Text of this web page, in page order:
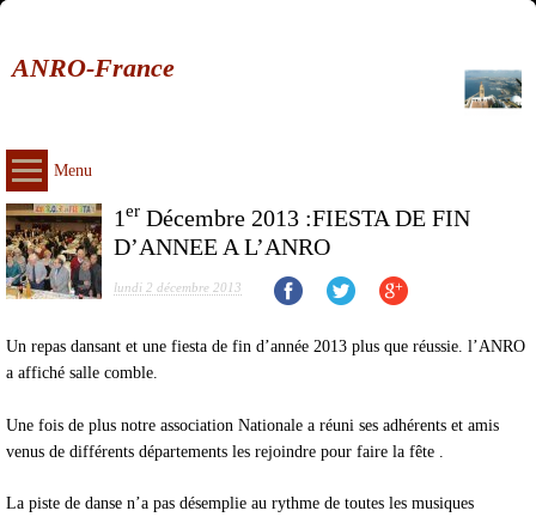
ANRO-France
Menu
1er Décembre 2013 :FIESTA DE FIN
D’ANNEE A L’ANRO
lundi 2 décembre 2013
Un repas dansant et une fiesta de fin d’année 2013 plus que réussie. l’ANRO
a affiché salle comble.
Une fois de plus notre association Nationale a réuni ses adhérents et amis
venus de différents départements les rejoindre pour faire la fête .
La piste de danse n’a pas désemplie au rythme de toutes les musiques